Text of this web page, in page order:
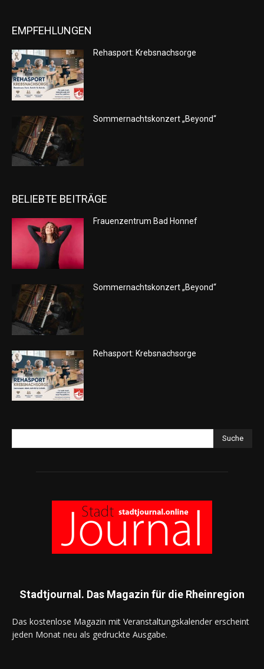
EMPFEHLUNGEN
Rehasport: Krebsnachsorge
Sommernachtskonzert „Beyond“
BELIEBTE BEITRÄGE
Frauenzentrum Bad Honnef
Sommernachtskonzert „Beyond“
Rehasport: Krebsnachsorge
Suche
Stadtjournal. Das Magazin für die Rheinregion
Das kostenlose Magazin mit Veranstaltungskalender erscheint
jeden Monat neu als gedruckte Ausgabe.